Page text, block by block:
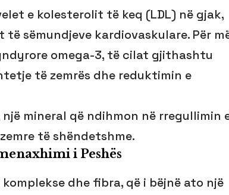
e kolesterolit të keq (LDL) në gjak,
sëmundjeve kardiovaskulare. Për
omega-3, të cilat gjithashtu
të zemrës dhe reduktimin e
mineral që ndihmon në rregullimin
të shëndetshme.
i Peshës
dhe fibra, që i bëjnë ato një